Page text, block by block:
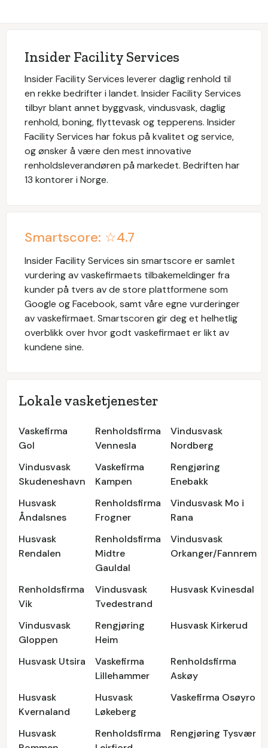
Insider Facility Services
Insider Facility Services leverer daglig renhold til
en rekke bedrifter i landet. Insider Facility Services
tilbyr blant annet byggvask, vindusvask, daglig
renhold, boning, flyttevask og tepperens. Insider
Facility Services har fokus på kvalitet og service,
og ønsker å være den mest innovative
renholdsleverandøren på markedet. Bedriften har
13 kontorer i Norge.
Smartscore: ☆4.7
Insider Facility Services sin smartscore er samlet
vurdering av vaskefirmaets tilbakemeldinger fra
kunder på tvers av de store plattformene som
Google og Facebook, samt våre egne vurderinger
av vaskefirmaet. Smartscoren gir deg et helhetlig
overblikk over hvor godt vaskefirmaet er likt av
kundene sine.
Lokale vasketjenester
Vaskefirma
Gol
Renholdsfirma
Vennesla
Vindusvask
Nordberg
Vindusvask
Skudeneshavn
Vaskefirma
Kampen
Rengjøring
Enebakk
Husvask
Åndalsnes
Renholdsfirma
Frogner
Vindusvask Mo i
Rana
Husvask
Rendalen
Renholdsfirma
Midtre
Gauldal
Vindusvask
Orkanger/Fannrem
Renholdsfirma
Vik
Vindusvask
Tvedestrand
Husvask Kvinesdal
Vindusvask
Gloppen
Rengjøring
Heim
Husvask Kirkerud
Husvask Utsira
Vaskefirma
Lillehammer
Renholdsfirma
Askøy
Husvask
Kvernaland
Husvask
Løkeberg
Vaskefirma Osøyro
Husvask
Renholdsfirma
Rengjøring Tysvær